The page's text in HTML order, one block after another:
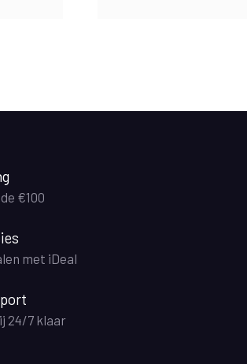
€100
met iDeal
24/7 klaar